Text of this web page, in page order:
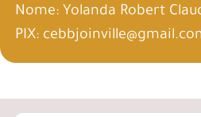
Nome: Yolanda Robert
PIX: